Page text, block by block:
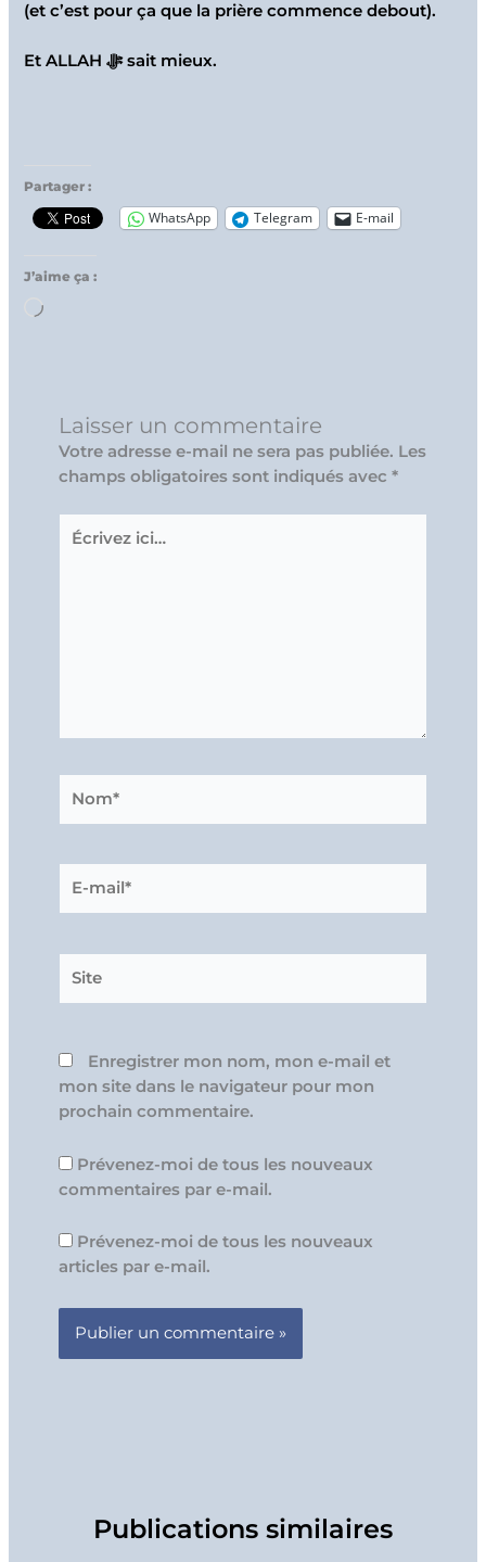
(et c’est pour ça que la prière commence debout).
Et ALLAH ﷻ sait mieux.
Partager :
WhatsApp Telegram E-mail
J’aime ça :
Chargement…
Laisser un commentaire
Votre adresse e-mail ne sera pas publiée. Les
champs obligatoires sont indiqués avec *
Écrivez
ici…
mail*
Enregistrer mon nom, mon e-mail et
mon site dans le navigateur pour mon
prochain commentaire.
Prévenez-moi de tous les nouveaux
commentaires par e-mail.
Prévenez-moi de tous les nouveaux
articles par e-mail.
Publications similaires